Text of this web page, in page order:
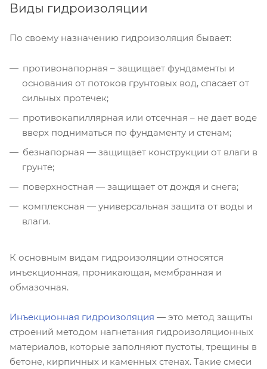
Виды гидроизоляции
По своему назначению гидроизоляция бывает:
противонапорная – защищает фундаменты и
основания от потоков грунтовых вод, спасает от
сильных протечек;
противокапиллярная или отсечная – не дает воде
вверх подниматься по фундаменту и стенам;
безнапорная — защищает конструкции от влаги в
грунте;
поверхностная — защищает от дождя и снега;
комплексная — универсальная защита от воды и
влаги.
К основным видам гидроизоляции относятся
инъекционная, проникающая, мембранная и
обмазочная.
Инъекционная гидроизоляция — это метод защиты
строений методом нагнетания гидроизоляционных
материалов, которые заполняют пустоты, трещины в
бетоне, кирпичных и каменных стенах. Такие смеси